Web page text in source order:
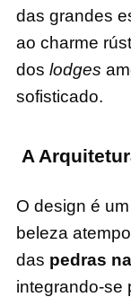
das grandes
ao charme
dos lodges
sofisticado.
A
O design é
beleza
das pedras
integrando-se